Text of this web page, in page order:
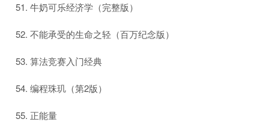
牛奶可乐经济学（完整版）
不能承受的生命之轻（百万纪念版）
算法竞赛入门经典
编程珠玑（第2版）
正能量